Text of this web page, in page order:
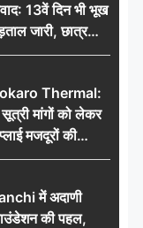
13वें दिन भी भूख
जारी, छात्र
जांच नहीं तो
Thermal:
मांगों को लेकर
मजदूरों की
12 अगस्त के
में अदाणी
की पहल,